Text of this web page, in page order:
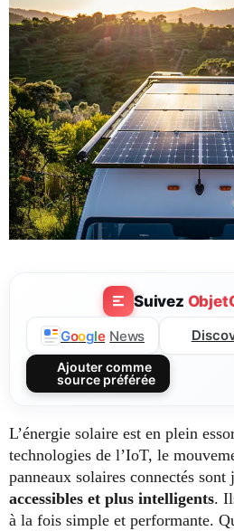
Suivez
Google News
Ajouter comme
source préférée
L’énergie solaire est en plein
technologies de l’IoT, le
panneaux solaires connectés sont
accessibles et plus intelligents.
à la fois simple et performante.